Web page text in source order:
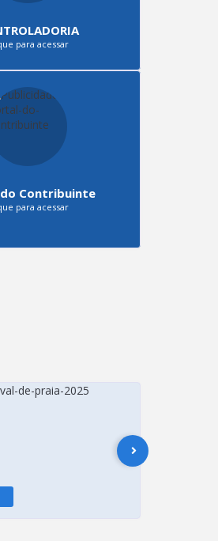
para acessar
Contribuinte
para acessar